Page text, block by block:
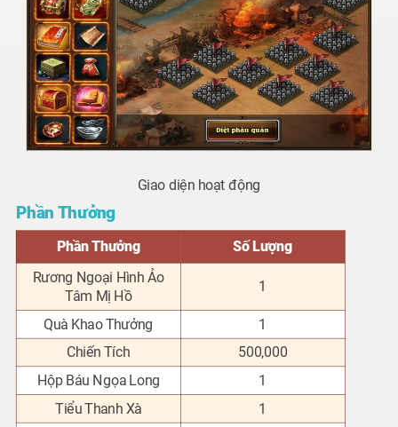
Giao diện hoạt động
Phần Thưởng
Phần Thưởng
Số Lượng
Rương Ngoại Hình Ảo
Tâm Mị Hồ
1
Quà Khao Thưởng
1
Chiến Tích
500,000
Hộp Báu Ngọa Long
1
Tiểu Thanh Xà
1